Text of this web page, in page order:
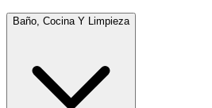
Baño, Cocina Y Limpieza